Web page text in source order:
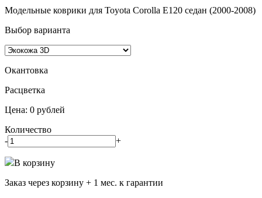
Модельные коврики для Toyota Corolla E120 седан (2000-2008)
Выбор варианта
Окантовка
Pасцветка
Цена: 0 рублей
Количество
-
+
В корзину
Заказ через корзину + 1 мес. к гарантии